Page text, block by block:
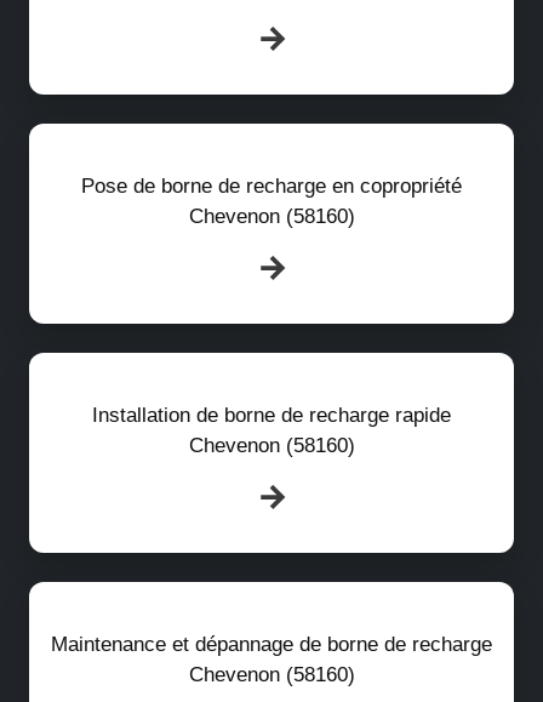
Pose de borne de recharge en copropriété
Chevenon (58160)
Installation de borne de recharge rapide
Chevenon (58160)
Maintenance et dépannage de borne de recharge
Chevenon (58160)